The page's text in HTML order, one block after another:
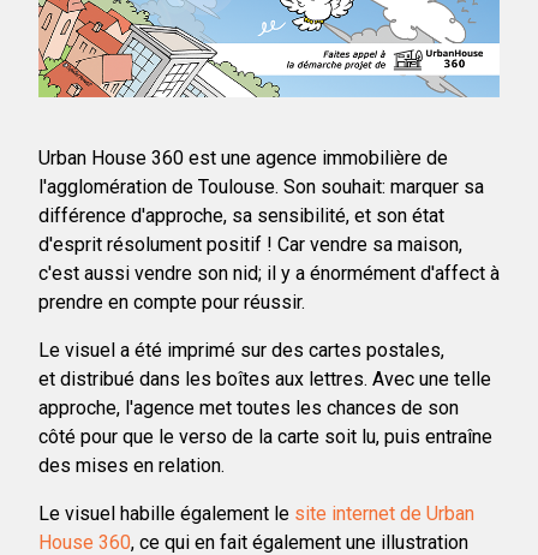
Urban House 360 est une agence immobilière de
l'agglomération de Toulouse. Son souhait: marquer sa
différence d'approche, sa sensibilité, et son état
d'esprit résolument positif ! Car vendre sa maison,
c'est aussi vendre son nid; il y a énormément d'affect à
prendre en compte pour réussir.
Le visuel a été imprimé sur des cartes postales,
et distribué dans les boîtes aux lettres. Avec une telle
approche, l'agence met toutes les chances de son
côté pour que le verso de la carte soit lu, puis entraîne
des mises en relation.
Le visuel habille également le site internet de Urban
House 360, ce qui en fait également une illustration